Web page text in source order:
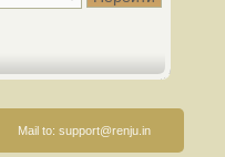
Mail to: support@renju.in